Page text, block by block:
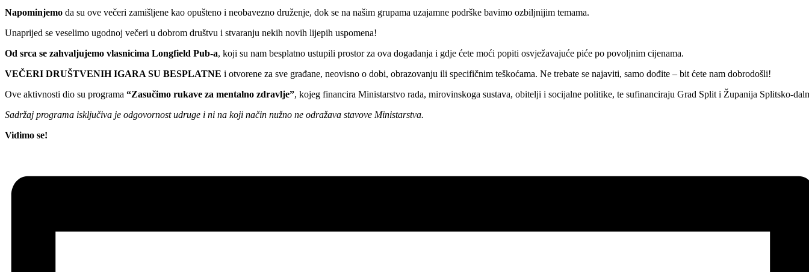
Napominjemo da su ove večeri zamišljene kao opušteno i neobavezno druženje, dok se na našim grupama uzajamne podrške bavimo ozbiljnijim temama.
Unaprijed se veselimo ugodnoj večeri u dobrom društvu i stvaranju nekih novih lijepih uspomena!
Od srca se zahvaljujemo vlasnicima Longfield Pub-a, koji su nam besplatno ustupili prostor za ova događanja i gdje ćete moći popiti osvježavajuće piće po povoljnim cijenama.
VEČERI DRUŠTVENIH IGARA SU BESPLATNE i otvorene za sve građane, neovisno o dobi, obrazovanju ili specifičnim teškoćama. Ne trebate se najaviti, samo dođite – bit ćete nam dobrodošli!
Ove aktivnosti dio su programa “Zasučimo rukave za mentalno zdravlje”, kojeg financira Ministarstvo rada, mirovinskoga sustava, obitelji i socijalne politike, te sufinanciraju Grad Split i Županija Splitsko-
Sadržaj programa isključiva je odgovornost udruge i ni na koji način nužno ne odražava stavove Ministarstva.
Vidimo se!